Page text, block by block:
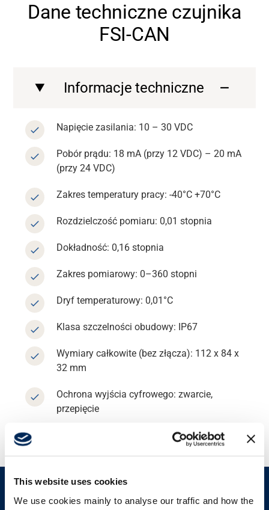
This website uses cookies
We use cookies mainly to analyse our traffic and how the
Wsparcie
O nas
Kariera
Dane techniczne czujnika
FSI-CAN
Informacje techniczne
Napięcie zasilania: 10 – 30 VDC
Pobór prądu: 18 mA (przy 12 VDC) – 20 mA
(przy 24 VDC)
Zakres temperatury pracy: -40°C +70°C
Rozdzielczość pomiaru: 0,01 stopnia
Dokładność: 0,16 stopnia
Zakres pomiarowy: 0–360 stopni
Dryf temperaturowy: 0,01°C
Klasa szczelności obudowy: IP67
Wymiary całkowite (bez złącza): 112 x 84 x
32 mm
Ochrona wyjścia cyfrowego: zwarcie,
przepięcie